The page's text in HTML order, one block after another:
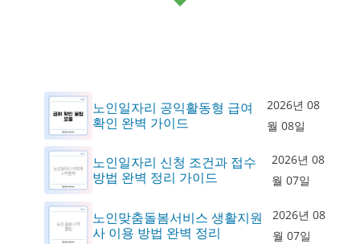
노인일자리 공익활동형 급여
확인 완벽 가이드
2026년 08
월 08일
노인일자리 신청 조건과 접수
방법 완벽 정리 가이드
2026년 08
월 07일
노인맞춤돌봄서비스 생활지원
사 이용 방법 완벽 정리
2026년 08
월 07일